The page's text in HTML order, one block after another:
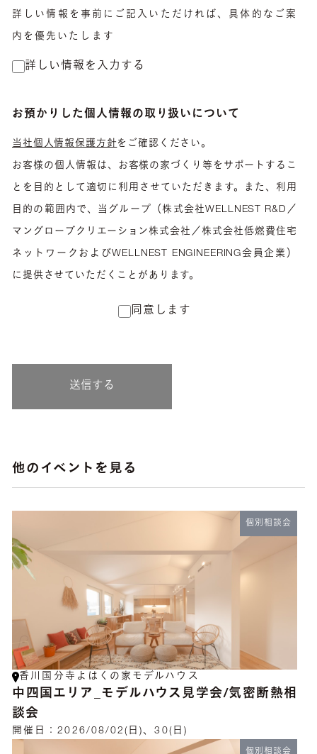
詳しい情報を事前にご記入いただければ、具体的なご案
内を優先いたします
詳しい情報を入力する
お預かりした個人情報の取り扱いについて
当社個人情報保護方針をご確認ください。
お客様の個人情報は、お客様の家づくり等をサポートするこ
とを目的として適切に利用させていただきます。また、利用
目的の範囲内で、当グループ（株式会社WELLNEST R&D／
マングローブクリエーション株式会社／株式会社低燃費住宅
ネットワークおよびWELLNEST ENGINEERING会員企業）
に提供させていただくことがあります。
同意します
送信する
他のイベントを見る
個別相談会
香川国分寺よはくの家モデルハウス
中四国エリア_モデルハウス見学会/気密断熱相
談会
開催日：2026/08/02(日)、30(日)
個別相談会